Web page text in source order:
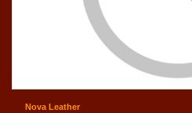
Nova Leather